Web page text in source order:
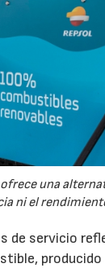
una
ni el
servicio